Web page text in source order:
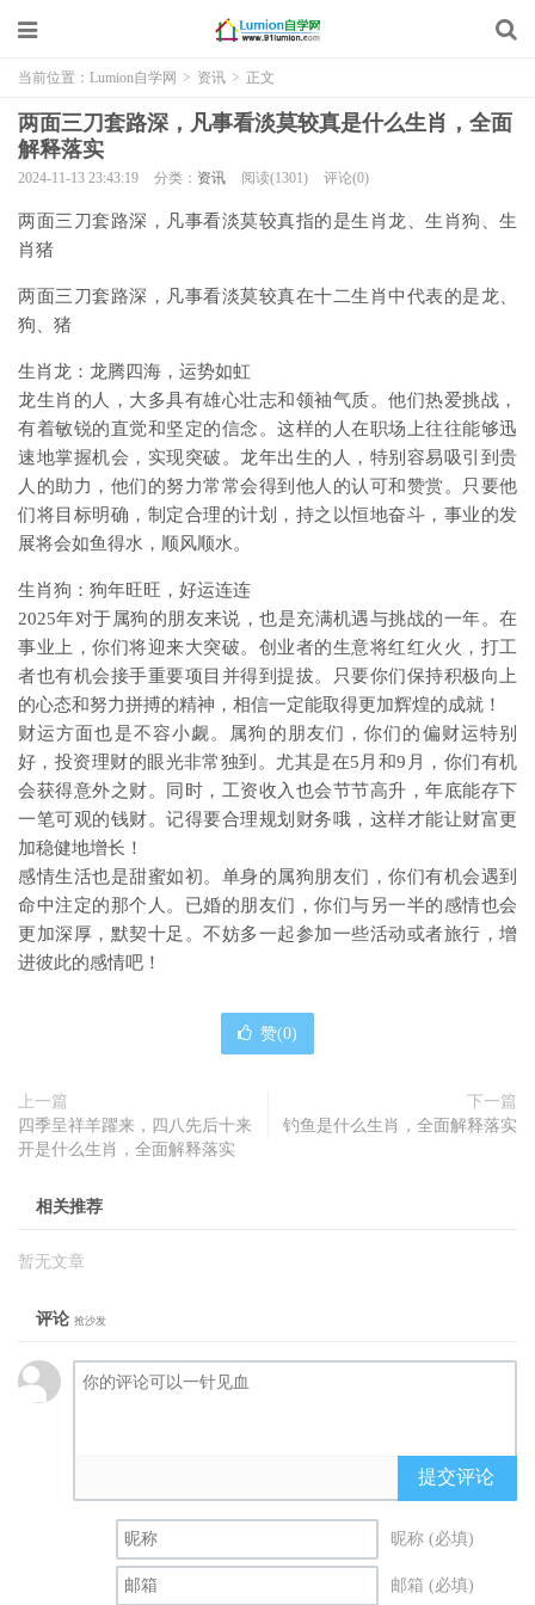
当前位置： Lumion自学网 > 资讯 > 正文
两面三刀套路深，凡事看淡莫较真是什么生肖，全面
解释落实
2024-11-13 23:43:19 分类： 资讯 阅读(1301) 评论(0)
两面三刀套路深，凡事看淡莫较真指的是生肖龙、生肖狗、生
肖猪
两面三刀套路深，凡事看淡莫较真在十二生肖中代表的是龙、
狗、猪
生肖龙：龙腾四海，运势如虹
龙生肖的人，大多具有雄心壮志和领袖气质。他们热爱挑战，
有着敏锐的直觉和坚定的信念。这样的人在职场上往往能够迅
速地掌握机会，实现突破。龙年出生的人，特别容易吸引到贵
人的助力，他们的努力常常会得到他人的认可和赞赏。只要他
们将目标明确，制定合理的计划，持之以恒地奋斗，事业的发
展将会如鱼得水，顺风顺水。
生肖狗：狗年旺旺，好运连连
2025年对于属狗的朋友来说，也是充满机遇与挑战的一年。在
事业上，你们将迎来大突破。创业者的生意将红红火火，打工
者也有机会接手重要项目并得到提拔。只要你们保持积极向上
的心态和努力拼搏的精神，相信一定能取得更加辉煌的成就！
财运方面也是不容小觑。属狗的朋友们，你们的偏财运特别
好，投资理财的眼光非常独到。尤其是在5月和9月，你们有机
会获得意外之财。同时，工资收入也会节节高升，年底能存下
一笔可观的钱财。记得要合理规划财务哦，这样才能让财富更
加稳健地增长！
感情生活也是甜蜜如初。单身的属狗朋友们，你们有机会遇到
命中注定的那个人。已婚的朋友们，你们与另一半的感情也会
更加深厚，默契十足。不妨多一起参加一些活动或者旅行，增
进彼此的感情吧！
赞(0)
上一篇
四季呈祥羊躍来，四八先后十来
开是什么生肖，全面解释落实
下一篇
钓鱼是什么生肖，全面解释落实
相关推荐
暂无文章
评论 抢沙发
提交评论
昵称 (必填)
邮箱 (必填)